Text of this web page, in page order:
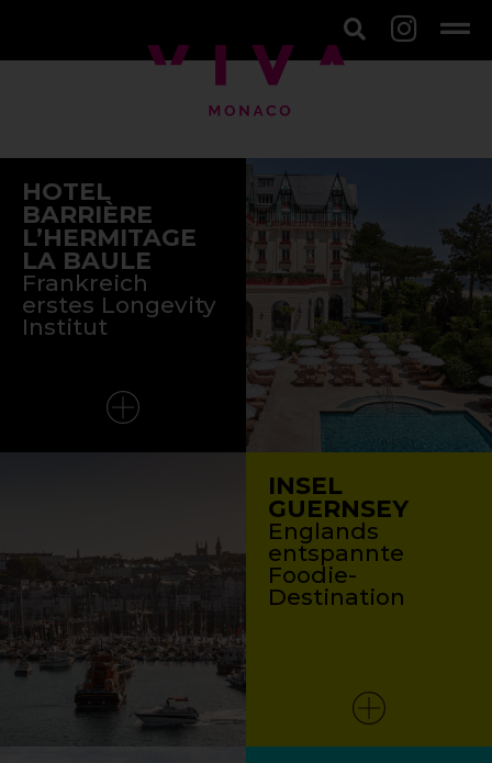
HOTEL
BARRIÈRE
L’HERMITAGE
LA BAULE
Frankreich
erstes Longevity
Institut
INSEL
GUERNSEY
Englands
entspannte
Foodie-
Destination